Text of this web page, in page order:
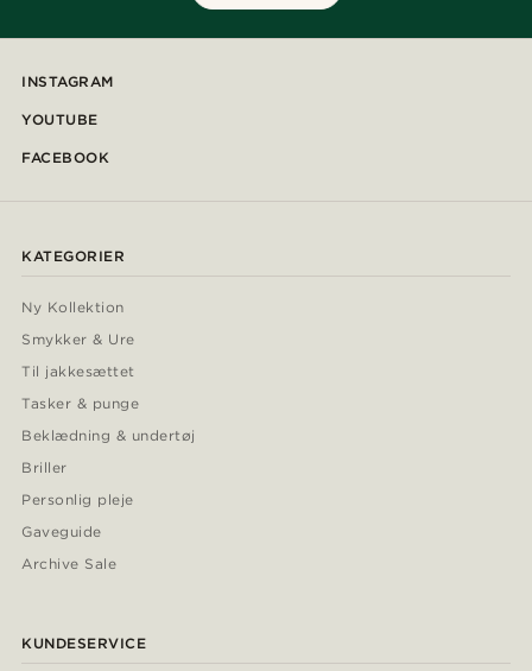
INSTAGRAM
YOUTUBE
FACEBOOK
KATEGORIER
Ny Kollektion
Smykker & Ure
Til jakkesættet
Tasker & punge
Beklædning & undertøj
Briller
Personlig pleje
Gaveguide
Archive Sale
KUNDESERVICE